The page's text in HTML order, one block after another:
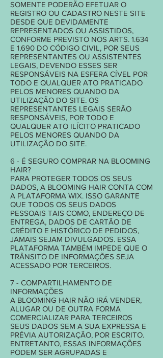
SOMENTE PODERÃO EFETUAR O
REGISTRO OU CADASTRO NESTE SITE
DESDE QUE DEVIDAMENTE
REPRESENTADOS OU ASSISTIDOS,
CONFORME PREVISTO NOS ARTS. 1.634
E 1.690 DO CÓDIGO CIVIL, POR SEUS
REPRESENTANTES OU ASSISTENTES
LEGAIS, DEVENDO ESSES SER
RESPONSÁVEIS NA ESFERA CÍVEL POR
TODO E QUALQUER ATO PRATICADO
PELOS MENORES QUANDO DA
UTILIZAÇÃO DO SITE. OS
REPRESENTANTES LEGAIS SERÃO
RESPONSÁVEIS, POR TODO E
QUALQUER ATO ILÍCITO PRATICADO
PELOS MENORES QUANDO DA
UTILIZAÇÃO DO SITE.
6 - É SEGURO COMPRAR NA BLOOMING
HAIR?
PARA PROTEGER TODOS OS SEUS
DADOS, A BLOOMING HAIR CONTA COM
A PLATAFORMA WIX. ISSO GARANTE
QUE TODOS OS SEUS DADOS
PESSOAIS TAIS COMO, ENDEREÇO DE
ENTREGA, DADOS DE CARTÃO DE
CRÉDITO E HISTÓRICO DE PEDIDOS,
JAMAIS SEJAM DIVULGADOS. ESSA
PLATAFORMA TAMBÉM IMPEDE QUE O
TRÂNSITO DE INFORMAÇÕES SEJA
ACESSADO POR TERCEIROS.
7 - COMPARTILHAMENTO DE
INFORMAÇÕES
A BLOOMING HAIR NÃO IRÁ VENDER,
ALUGAR OU DE OUTRA FORMA
COMERCIALIZAR PARA TERCEIROS
SEUS DADOS SEM A SUA EXPRESSA E
PRÉVIA AUTORIZAÇÃO, POR ESCRITO.
ENTRETANTO, ESSAS INFORMAÇÕES
PODEM SER AGRUPADAS E